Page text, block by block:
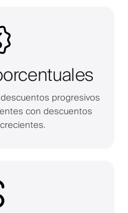
progresivos
con descuentos